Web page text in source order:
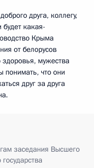
друга, коллегу,
какая-
Крыма
от белорусов
мужества
понимать, что они
друг за друга
заседания Высшего